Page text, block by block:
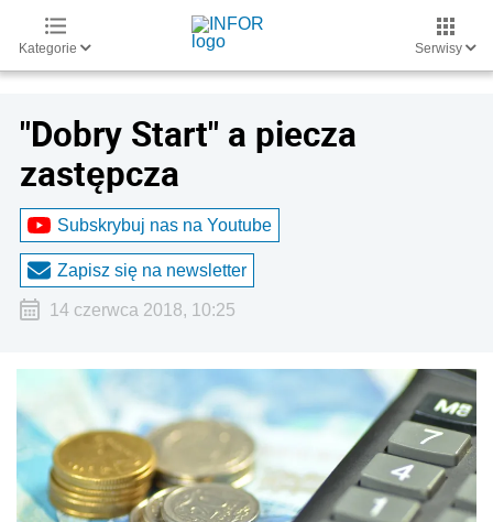
Kategorie Serwisy
"Dobry Start" a piecza
zastępcza
Subskrybuj nas na Youtube
Zapisz się na newsletter
14 czerwca 2018, 10:25